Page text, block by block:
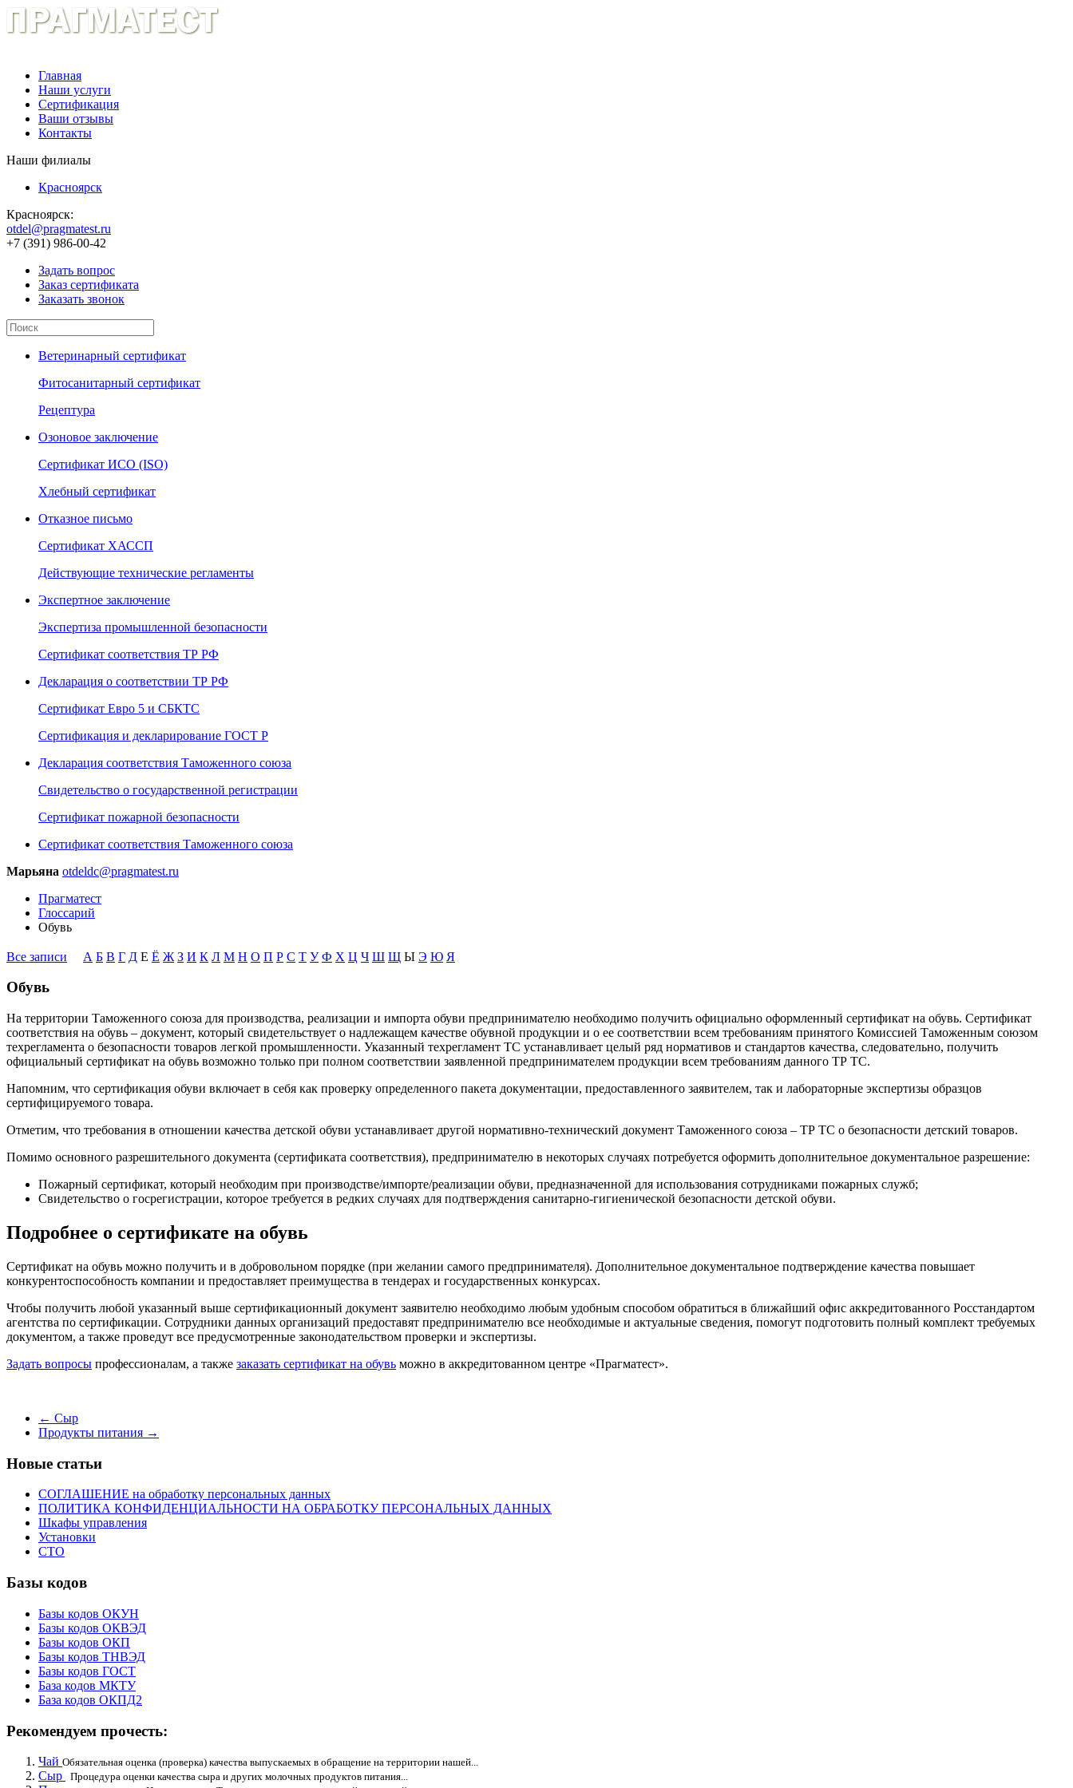
Главная
Наши услуги
Сертификация
Ваши отзывы
Контакты
Наши филиалы
Красноярск
Красноярск:
otdel@pragmatest.ru
+7 (391) 986-00-42
Задать вопрос
Заказ сертификата
Заказать звонок
Ветеринарный сертификат
Фитосанитарный сертификат
Рецептура
Озоновое заключение
Сертификат ИСО (ISO)
Хлебный сертификат
Отказное письмо
Сертификат ХАССП
Действующие технические регламенты
Экспертное заключение
Экспертиза промышленной безопасности
Сертификат соответствия ТР РФ
Декларация о соответствии ТР РФ
Сертификат Евро 5 и СБКТС
Сертификация и декларирование ГОСТ Р
Декларация соответствия Таможенного союза
Свидетельство о государственной регистрации
Сертификат пожарной безопасности
Сертификат соответствия Таможенного союза
Марьяна otdeldc@pragmatest.ru
Прагматест
Глоссарий
Обувь
Все записи А Б В Г Д Е Ё Ж З И К Л М Н О П Р С Т У Ф Х Ц Ч Ш Щ Ы Э Ю Я
Обувь
На территории Таможенного союза для производства, реализации и импорта обуви предпринимателю необходимо получить официально оформленный сертификат на обувь. Сертификат
соответствия на обувь – документ, который свидетельствует о надлежащем качестве обувной продукции и о ее соответствии всем требованиям принятого Комиссией Таможенным союзом
техрегламента о безопасности товаров легкой промышленности. Указанный техрегламент ТС устанавливает целый ряд нормативов и стандартов качества, следовательно, получить
официальный сертификат на обувь возможно только при полном соответствии заявленной предпринимателем продукции всем требованиям данного ТР ТС.
Напомним, что сертификация обуви включает в себя как проверку определенного пакета документации, предоставленного заявителем, так и лабораторные экспертизы образцов
сертифицируемого товара.
Отметим, что требования в отношении качества детской обуви устанавливает другой нормативно-технический документ Таможенного союза – ТР ТС о безопасности детский товаров.
Помимо основного разрешительного документа (сертификата соответствия), предпринимателю в некоторых случаях потребуется оформить дополнительное документальное разрешение:
Пожарный сертификат, который необходим при производстве/импорте/реализации обуви, предназначенной для использования сотрудниками пожарных служб;
Свидетельство о госрегистрации, которое требуется в редких случаях для подтверждения санитарно-гигиенической безопасности детской обуви.
Подробнее о сертификате на обувь
Сертификат на обувь можно получить и в добровольном порядке (при желании самого предпринимателя). Дополнительное документальное подтверждение качества повышает
конкурентоспособность компании и предоставляет преимущества в тендерах и государственных конкурсах.
Чтобы получить любой указанный выше сертификационный документ заявителю необходимо любым удобным способом обратиться в ближайший офис аккредитованного Росстандартом
агентства по сертификации. Сотрудники данных организаций предоставят предпринимателю все необходимые и актуальные сведения, помогут подготовить полный комплект требуемых
документом, а также проведут все предусмотренные законодательством проверки и экспертизы.
Задать вопросы профессионалам, а также заказать сертификат на обувь можно в аккредитованном центре «Прагматест».
← Сыр
Продукты питания →
Новые статьи
СОГЛАШЕНИЕ на обработку персональных данных
ПОЛИТИКА КОНФИДЕНЦИАЛЬНОСТИ НА ОБРАБОТКУ ПЕРСОНАЛЬНЫХ ДАННЫХ
Шкафы управления
Установки
СТО
Базы кодов
Базы кодов ОКУН
Базы кодов ОКВЭД
Базы кодов ОКП
Базы кодов ТНВЭД
Базы кодов ГОСТ
База кодов МКТУ
База кодов ОКПД2
Рекомендуем прочесть:
Чай Обязательная оценка (проверка) качества выпускаемых в обращение на территории нашей...
Сыр Процедура оценки качества сыра и других молочных продуктов питания...